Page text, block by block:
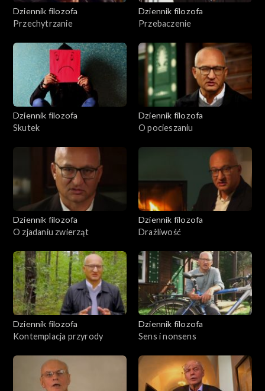
Dziennik filozofa
Przechytrzanie
Dziennik filozofa
Przebaczenie
Dziennik filozofa
Skutek
Dziennik filozofa
O pocieszaniu
Dziennik filozofa
O zjadaniu zwierząt
Dziennik filozofa
Drażliwość
Dziennik filozofa
Kontemplacja przyrody
Dziennik filozofa
Sens i nonsens